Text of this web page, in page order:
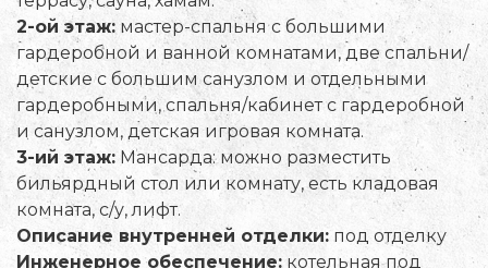
2-ой этаж: мастер-спальня с большими
гардеробной и ванной комнатами, две спальни/
детские с большим санузлом и отдельными
гардеробными, спальня/кабинет с гардеробной
и санузлом, детская игровая комната.
3-ий этаж: Мансарда: можно разместить
бильярдный стол или комнату, есть кладовая
комната, с/у, лифт.
Описание внутренней отделки: под отделку
Инженерное обеспечение: котельная под